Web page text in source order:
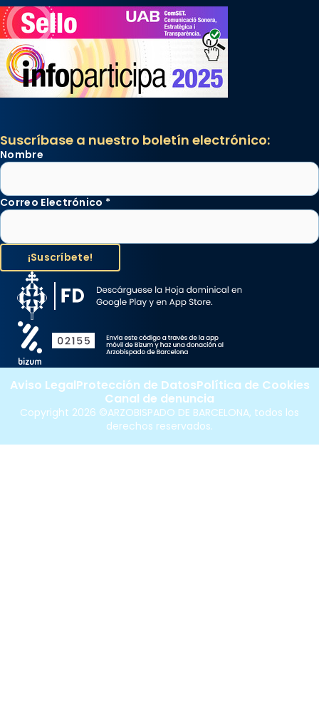
Suscríbase a nuestro boletín electrónico:
Nombre
Correo Electrónico *
Copyright 2026 ©ARZOBISPADO DE BARCELONA, todos los
derechos reservados.
Aviso LegalProtección de DatosPolítica de Cookies
Canal de denuncia